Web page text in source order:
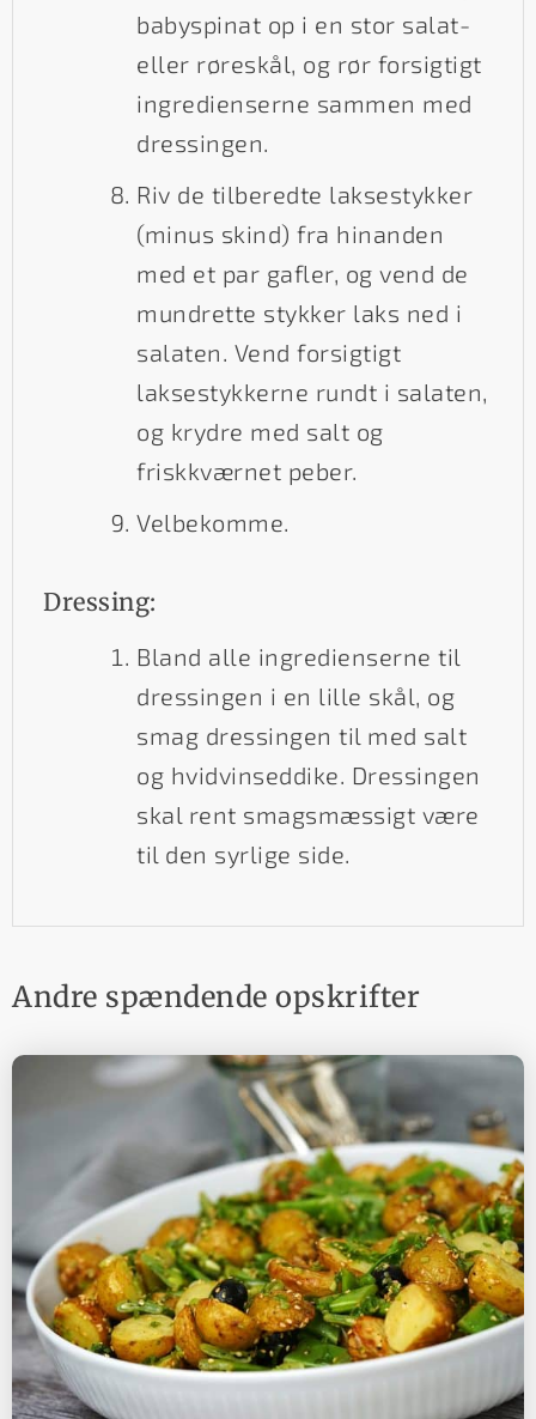
babyspinat op i en stor salat-
eller røreskål, og rør forsigtigt
ingredienserne sammen med
dressingen.
Riv de tilberedte laksestykker
(minus skind) fra hinanden
med et par gafler, og vend de
mundrette stykker laks ned i
salaten. Vend forsigtigt
laksestykkerne rundt i salaten,
og krydre med salt og
friskkværnet peber.
Velbekomme.
Dressing:
Bland alle ingredienserne til
dressingen i en lille skål, og
smag dressingen til med salt
og hvidvinseddike. Dressingen
skal rent smagsmæssigt være
til den syrlige side.
Andre spændende opskrifter